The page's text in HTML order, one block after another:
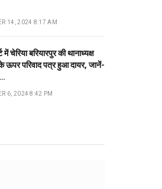
14, 2024 8:17 AM
में चेरिया बरियारपुर की थानाध्यक्ष
ऊपर परिवाद पत्र हुआ दायर, जानें-
6, 2024 8:42 PM